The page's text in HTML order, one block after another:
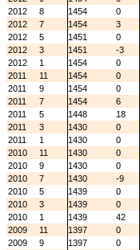
2012
8 1454
0
2012
7 1454
3
2012
5 1451
0
2012
3 1451
-3
2012
1 1454
0
2011
11 1454
0
2011
9 1454
0
2011
7 1454
6
2011
5 1448
18
2011
3 1430
0
2011
1 1430
0
2010
11 1430
0
2010
9 1430
0
2010
7 1430
-9
2010
5 1439
0
2010
3 1439
0
2010
1 1439
42
2009
11 1397
0
2009
9 1397
0